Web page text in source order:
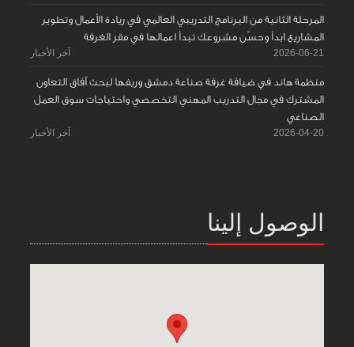
المرحلة الثانية من البرنامج التدريبي العالمي في ريادة الأعمال وتطوير
المشاريع ابدأ وحسّن مشروعك تبدأ اعمالها في مقر الغرفة
2026-06-21 آخر الأخبار
منظمة هاند في ضيافة غرفة صناعة دمشق وريفها لبحث آفاق التعاون
المشترك في مجال التدريب المهني التخصصي واحتياجات سوق العمل
الصناعي
2026-04-20 آخر الأخبار
الوصول إلينا